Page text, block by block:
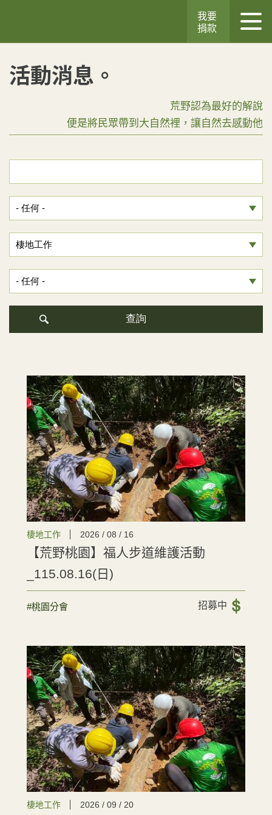
我要
捐款
活動消息。
荒野認為最好的解說
便是將民眾帶到大自然裡，讓自然去感動他
棲地工作 2026 / 08 / 16
【荒野桃園】福人步道維護活動
_115.08.16(日)
#桃園分會 招募中
棲地工作 2026 / 09 / 20